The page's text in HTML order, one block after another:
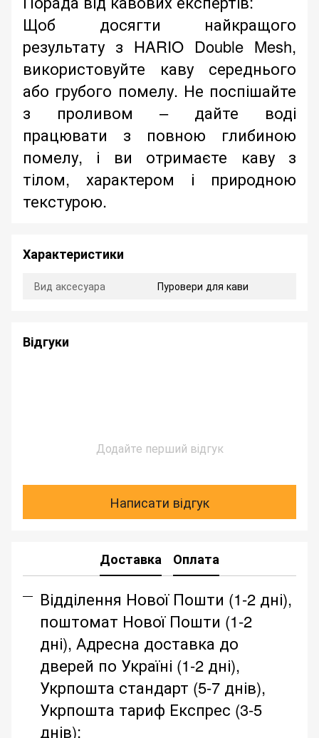
Щоб досягти найкращого
результату з HARIO Double Mesh,
використовуйте каву середнього
або грубого помелу. Не поспішайте
з проливом – дайте воді
працювати з повною глибиною
помелу, і ви отримаєте каву з
тілом, характером і природною
текстурою.
Характеристики
Вид аксесуара Пуровери для кави
Відгуки
Додайте перший відгук
Написати відгук
Доставка Оплата
Відділення Нової Пошти (1-2 дні),
поштомат Нової Пошти (1-2
дні), Адресна доставка до
дверей по Україні (1-2 дні),
Укрпошта стандарт (5-7 днів),
Укрпошта тариф Експрес (3-5
днів);